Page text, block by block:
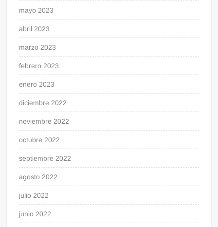
mayo 2023
abril 2023
marzo 2023
febrero 2023
enero 2023
diciembre 2022
noviembre 2022
octubre 2022
septiembre 2022
agosto 2022
julio 2022
junio 2022